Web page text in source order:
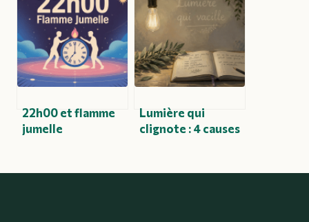
avant de
consommer
miroir révèle
vraiment
22h00 et flamme
jumelle
cette heure miroir
Lumière qui
clignote : 4 causes
significations